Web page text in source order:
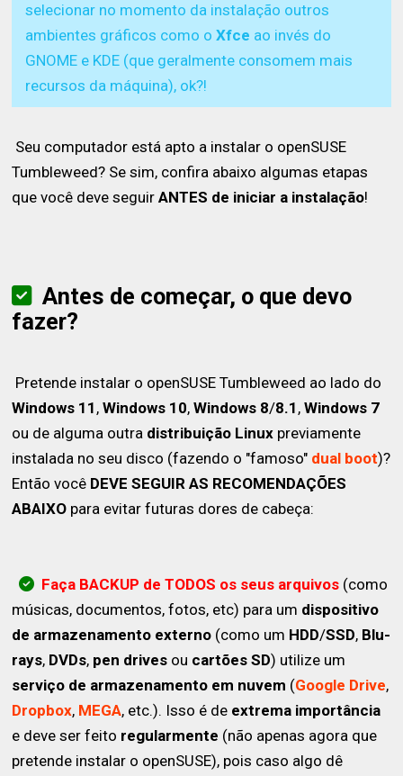
selecionar no momento da instalação outros
ambientes gráficos como oXfce ao invés do
GNOME e KDE (que geralmente consomem mais
recursos da máquina), ok?!
Seu computador está apto a instalar o openSUSE
Tumbleweed? Se sim, confira abaixo algumas etapas
que você deve seguirANTES de iniciar a instalação!
Antes de começar, o que devo
fazer?
Pretende instalar o openSUSE Tumbleweed ao lado do
Windows 11 ,Windows 10,Windows 8/8.1 ,Windows 7
ou de alguma outra distribuição Linux previamente
instalada no seu disco (fazendo o "famoso" dual boot)?
Então você DEVE SEGUIR AS RECOMENDAÇÕES
ABAIXO para evitar futuras dores de cabeça:
Faça BACKUP de TODOS os seus arquivos (como
músicas, documentos, fotos, etc) para um dispositivo
de armazenamento externo (como um HDD/SSD, Blu-
rays, DVDs, pen drives ou cartões SD) utilize um
serviço de armazenamento em nuvem (Google Drive,
Dropbox, MEGA, etc.). Isso é de extrema importância
e deve ser feito regularmente (não apenas agora que
pretende instalar o openSUSE), pois caso algo dê